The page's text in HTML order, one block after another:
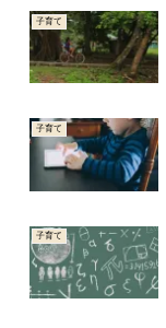
子育て
子育て
子育て